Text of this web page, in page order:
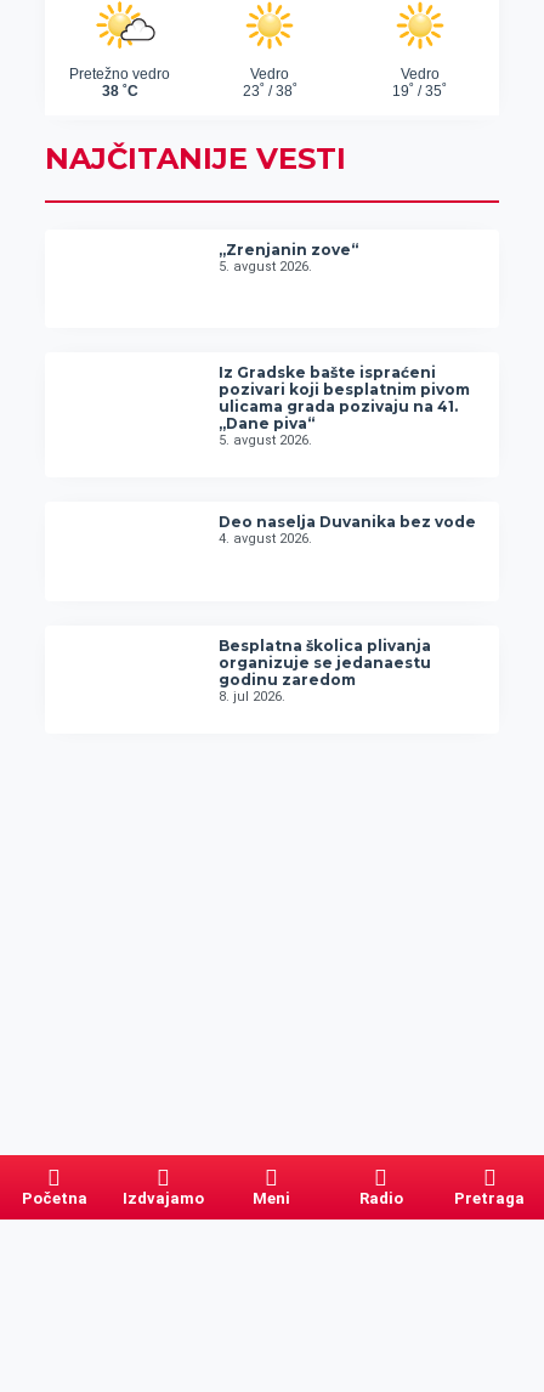
NAJČITANIJE VESTI
„Zrenjanin zove“
5. avgust 2026.
Iz Gradske bašte ispraćeni
pozivari koji besplatnim pivom
ulicama grada pozivaju na 41.
„Dane piva“
5. avgust 2026.
Deo naselja Duvanika bez vode
4. avgust 2026.
Besplatna školica plivanja
organizuje se jedanaestu
godinu zaredom
8. jul 2026.
Početna Izdvajamo Meni Radio Pretraga